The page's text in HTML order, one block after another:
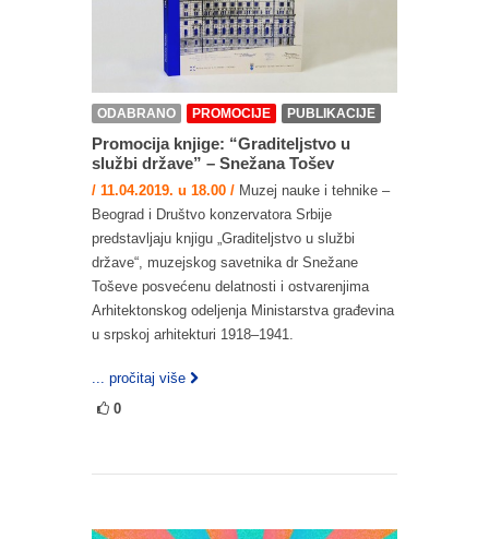
ODABRANO PROMOCIJE PUBLIKACIJE
Promocija knjige: “Graditeljstvo u
službi države” – Snežana Tošev
/ 11.04.2019. u 18.00 / Muzej nauke i tehnike –
Beograd i Društvo konzervatora Srbije
predstavljaju knjigu „Graditeljstvo u službi
države“, muzejskog savetnika dr Snežane
Toševe posvećenu delatnosti i ostvarenjima
Arhitektonskog odeljenja Ministarstva građevina
u srpskoj arhitekturi 1918–1941.
... pročitaj više
0